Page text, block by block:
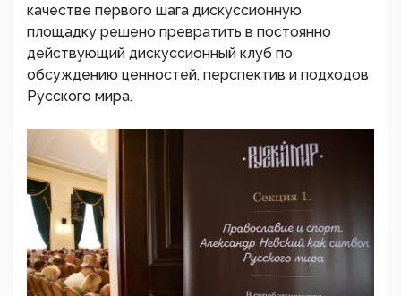
качестве первого шага дискуссионную
площадку решено превратить в постоянно
действующий дискуссионный клуб по
обсуждению ценностей, перспектив и подходов
Русского мира.